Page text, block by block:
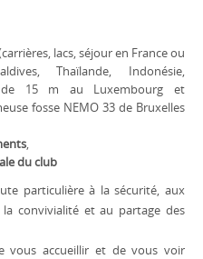
lacs, séjour en France ou
Thaïlande, Indonésie,
de 15 m au Luxembourg et
fosse NEMO 33 de Bruxelles
,
du club
particulière à la sécurité, aux
convivialité et au partage des
vous accueillir et de vous voir